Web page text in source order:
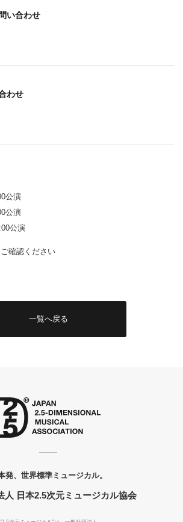
い合わせ
わせ
公演
公演
公演
確認ください
一覧へ戻る
発、世界標準ミュージカル。
人 日本2.5次元ミュージカル協会